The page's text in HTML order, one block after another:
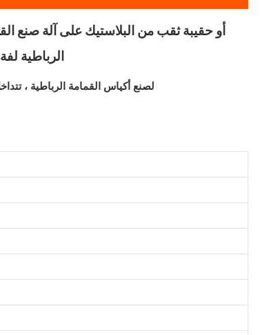
الرباطية
1. لصنع أكياس القمامة الرباطية ،